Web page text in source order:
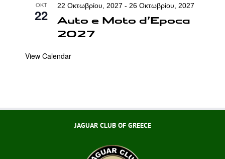
ΟΚΤ
22
22 Οκτωβρίου, 2027 - 26 Οκτωβρίου, 2027
Auto e Moto d’Epoca
2027
View Calendar
JAGUAR CLUB OF GREECE